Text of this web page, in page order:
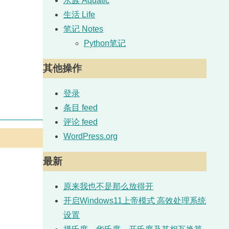
生活 Life
笔记 Notes
Python笔记
其他操作
登录
条目 feed
评论 feed
WordPress.org
最新
原来我也不是那么放得开
开启Windows11上帝模式 高效处理系统
设置